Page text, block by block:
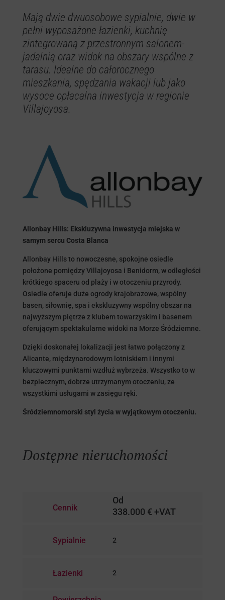
Mają dwie dwuosobowe sypialnie, dwie w
pełni wyposażone łazienki, kuchnię
zintegrowaną z przestronnym salonem-
jadalnią oraz widok na obszary wspólne z
tarasu. Idealne do całorocznego
mieszkania, spędzania wakacji lub jako
wysoce opłacalna inwestycja w regionie
Villajoyosa.
Allonbay Hills: Ekskluzywna inwestycja miejska w
samym sercu Costa Blanca
Allonbay Hills to nowoczesne, spokojne osiedle
położone pomiędzy Villajoyosa i Benidorm, w odległości
krótkiego spaceru od plaży i w otoczeniu przyrody.
Osiedle oferuje duże ogrody krajobrazowe, wspólny
basen, siłownię, spa i ekskluzywny wspólny obszar na
najwyższym piętrze z klubem towarzyskim i basenem
oferującym spektakularne widoki na Morze Śródziemne.
Dzięki doskonałej lokalizacji jest łatwo połączony z
Alicante, międzynarodowym lotniskiem i innymi
kluczowymi punktami wzdłuż wybrzeża. Wszystko to w
bezpiecznym, dobrze utrzymanym otoczeniu, ze
wszystkimi usługami w zasięgu ręki.
Śródziemnomorski styl życia w wyjątkowym otoczeniu.
Dostępne nieruchomości
Cennik
Od
338.000 € +VAT
Sypialnie 2
Łazienki 2